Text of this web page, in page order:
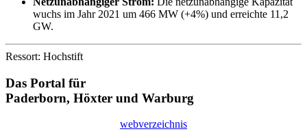
wuchs im Jahr 2021 um 466 MW (+4%) und erreichte 11,2
GW.
Ressort: Hochstift
Das Portal für
Paderborn, Höxter und Warburg
webverzeichnis